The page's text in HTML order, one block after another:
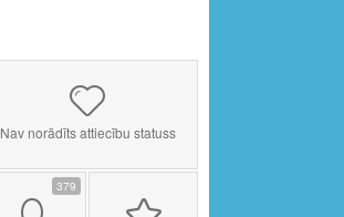
Nav norādīts attiecību statuss
379